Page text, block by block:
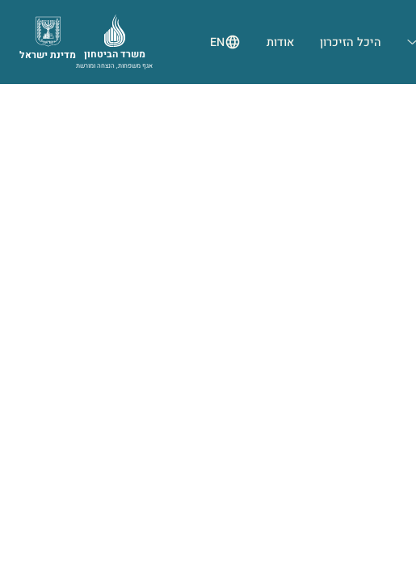
היכל הזיכרון אודות EN
מדינת ישראל משרד הביטחון
אגף משפחות, הנצחה ומורשת